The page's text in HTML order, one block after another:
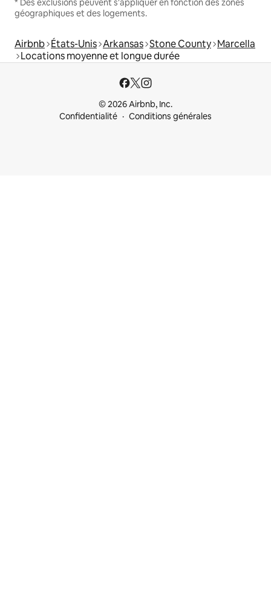
* Des exclusions peuvent s'appliquer en fonction des zones
géographiques et des logements.
Airbnb États-Unis Arkansas Stone County Marcella
Locations moyenne et longue durée
© 2026 Airbnb, Inc.
Confidentialité
Conditions générales